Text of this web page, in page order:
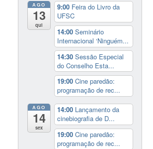
AGO
13
qui
9:00 Feira do Livro da
UFSC
14:00Seminário
Internacional ‘Ninguém...
14:30Sessão Especial
do Conselho Esta...
19:00Cine paredão:
programação de rec...
AGO
14
sex
14:00 Lançamento da
cinebiografia de D...
19:00Cine paredão:
programação de rec...